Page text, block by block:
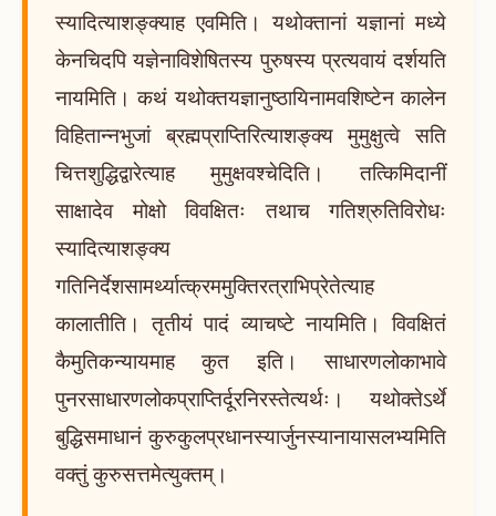
स्यादित्याशङ्क्याह एवमिति। यथोक्तानां यज्ञानां मध्ये
केनचिदपि यज्ञेनाविशेषितस्य पुरुषस्य प्रत्यवायं दर्शयति
नायमिति। कथं यथोक्तयज्ञानुष्ठायिनामवशिष्टेन कालेन
विहितान्नभुजां ब्रह्मप्राप्तिरित्याशङ्क्य मुमुक्षुत्वे सति
चित्तशुद्धिद्वारेत्याह मुमुक्षवश्चेदिति। तत्किमिदानीं
साक्षादेव मोक्षो विवक्षितः तथाच गतिश्रुतिविरोधः
स्यादित्याशङ्क्य
गतिनिर्देशसामर्थ्यात्क्रममुक्तिरत्राभिप्रेतेत्याह
कालातीति। तृतीयं पादं व्याचष्टे नायमिति। विवक्षितं
कैमुतिकन्यायमाह कुत इति। साधारणलोकाभावे
पुनरसाधारणलोकप्राप्तिर्दूरनिरस्तेत्यर्थः। यथोक्तेऽर्थे
बुद्धिसमाधानं कुरुकुलप्रधानस्यार्जुनस्यानायासलभ्यमिति
वक्तुं कुरुसत्तमेत्युक्तम्।